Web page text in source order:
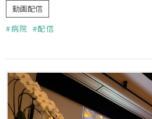
動画配信
病院
配信